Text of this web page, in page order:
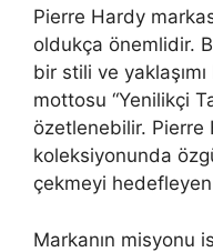
Pierre Hardy
oldukça önemlidir.
bir stili ve
mottosu “Yenilikçi
özetlenebilir. Pierre
koleksiyonunda
çekmeyi
Markanın misyonu